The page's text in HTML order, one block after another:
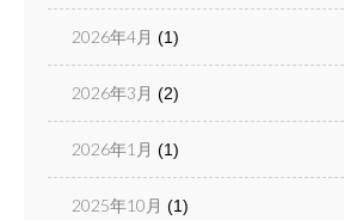
2026年4月 (1)
2026年3月 (2)
2026年1月 (1)
2025年10月 (1)